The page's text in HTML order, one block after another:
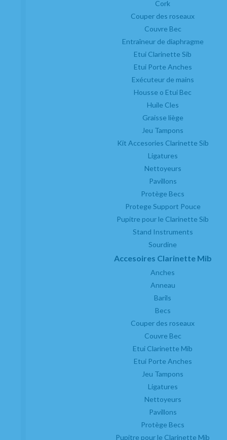
Cork
Couper des roseaux
Couvre Bec
Entraîneur de diaphragme
Etui Clarinette Sib
Etui Porte Anches
Exécuteur de mains
Housse o Etui Bec
Huile Cles
Graisse liège
Jeu Tampons
Kit Accesories Clarinette Sib
Ligatures
Nettoyeurs
Pavillons
Protège Becs
Protege Support Pouce
Pupitre pour le Clarinette Sib
Stand Instruments
Sourdine
Accesoires Clarinette Mib
Anches
Anneau
Barils
Becs
Couper des roseaux
Couvre Bec
Etui Clarinette Mib
Etui Porte Anches
Jeu Tampons
Ligatures
Nettoyeurs
Pavillons
Protège Becs
Pupitre pour le Clarinette Mib
11,55
20.00%TVA incluse